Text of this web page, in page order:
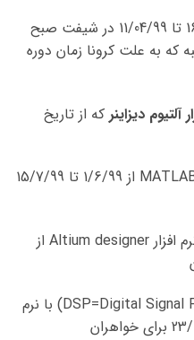
کلاس میکروکنترلر ARM از 16/10/98 تا 11/04/99 در شیفت صبح
که به علت کرونا زمان دوره
که از تاریخ
کلاس پردازش سیگنال با نرم افزار MATLAB از 1/6/99 تا 15/7/99
کلاس طراحی نقشه های PCB با نرم افزار Altium designer از
دوره پردازش سیگنال (DSP=Digital Signal Processing) با نرم